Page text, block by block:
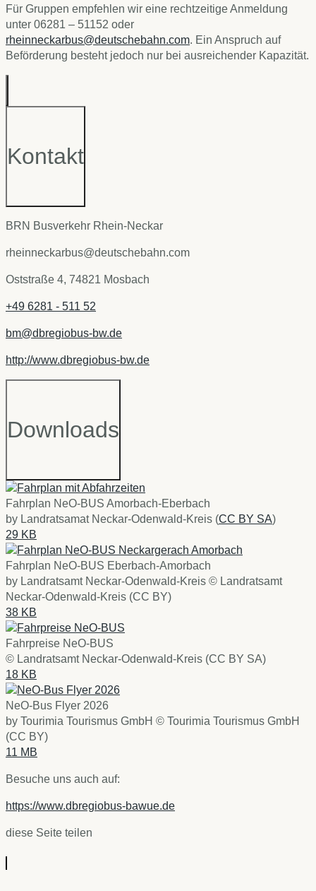
Für Gruppen empfehlen wir eine rechtzeitige Anmeldung
unter 06281 – 51152 oder
rheinneckarbus@deutschebahn.com. Ein Anspruch auf
Beförderung besteht jedoch nur bei ausreichender Kapazität.
Kontakt
BRN Busverkehr Rhein-Neckar
rheinneckarbus@deutschebahn.com
Oststraße 4, 74821 Mosbach
+49 6281 - 511 52
bm@dbregiobus-bw.de
http://www.dbregiobus-bw.de
Downloads
Fahrplan NeO-BUS Amorbach-Eberbach
by Landratsamat Neckar-Odenwald-Kreis (CC BY SA)
29 KB
Fahrplan NeO-BUS Eberbach-Amorbach
by Landratsamt Neckar-Odenwald-Kreis © Landratsamt
Neckar-Odenwald-Kreis (CC BY)
38 KB
Fahrpreise NeO-BUS
© Landratsamt Neckar-Odenwald-Kreis (CC BY SA)
18 KB
NeO-Bus Flyer 2026
by Tourimia Tourismus GmbH © Tourimia Tourismus GmbH
(CC BY)
11 MB
Besuche uns auch auf:
https://www.dbregiobus-bawue.de
diese Seite teilen